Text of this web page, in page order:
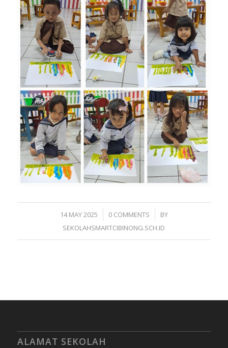
14 MAY 2025
/ 0 COMMENTS
/
BY
SEKOLAHSMARTCIBINONG.SCH.ID
ALAMAT SEKOLAH